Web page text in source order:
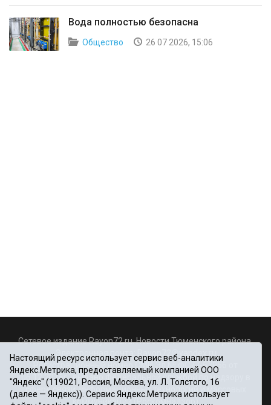
Вода полностью безопасна
Общество 26 07 2026, 15:06
Сетевое издание Rayon72.ru. Новости Тюменского района.
Rayon72@yandex.ru
Регистрационный номер СМИ Эл № ФС77-67956 от
06.12.2016г., выдано Федеральной службой по надзору в
сфере связи, информационных технологий и массовых
коммуникаций (Роскомнадзор)
Настоящий ресурс использует сервис веб-аналитики
Яндекс.Метрика, предоставляемый компанией ООО
"Яндекс" (119021, Россия, Москва, ул. Л. Толстого, 16
(далее — Яндекс)). Сервис Яндекс.Метрика использует